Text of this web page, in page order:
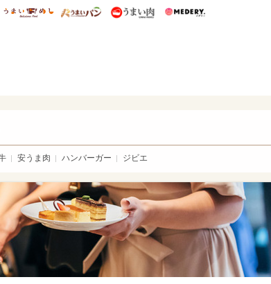
研 ディズニー特集
mimot. うまいめし うまいパン うまい肉
安うま肉 ハンバーガー ジビエ